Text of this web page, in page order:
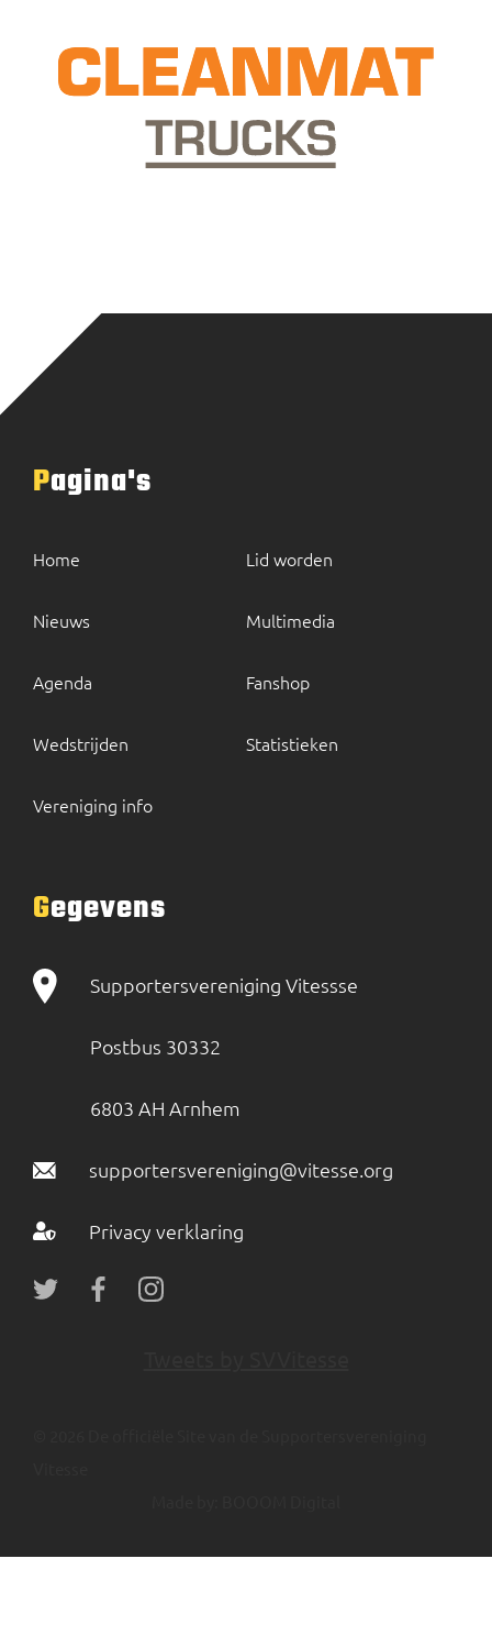
Pagina's
Home
Nieuws
Agenda
Wedstrijden
Vereniging info
Lid worden
Multimedia
Fanshop
Statistieken
Gegevens
Supportersvereniging Vitessse
Postbus 30332
6803 AH Arnhem
supportersvereniging@vitesse.org
Privacy verklaring